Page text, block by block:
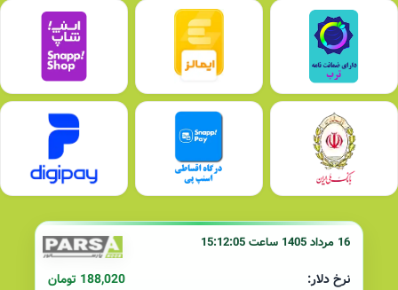
16 مرداد 1405 ساعت 15:12:05
نرخ دلار:
188,020 تومان